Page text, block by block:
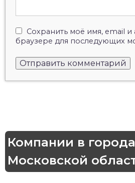
Сохранить моё имя, email и
браузере для последующих
Компании в
Московской